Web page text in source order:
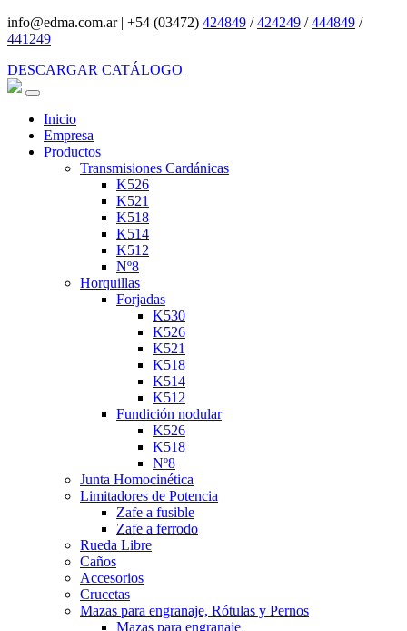
info@edma.com.ar| +54 (03472) 424849 /424249 /444849 /
441249
DESCARGAR CATÁLOGO
Inicio
Empresa
Productos
Transmisiones Cardánicas
K526
K521
K518
K514
K512
Nº8
Horquillas
Forjadas
K530
K526
K521
K518
K514
K512
Fundición nodular
K526
K518
Nº8
Junta Homocinética
Limitadores de Potencia
Zafe a fusible
Zafe a ferrodo
Rueda Libre
Caños
Accesorios
Crucetas
Mazas para engranaje, Rótulas y Pernos
Mazas para engranaje